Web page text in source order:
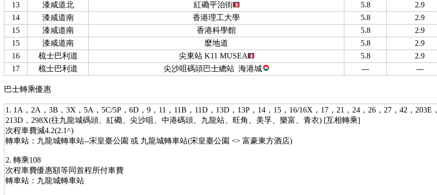
13
漆咸道北 紅磡平治街 5.8
2.9
14
漆咸道南 香港理工大學 5.8
2.9
15
漆咸道南 香港科學館 5.8
2.9
15
漆咸道南 麼地道 5.8
2.9
16
梳士巴利道 尖東站 K11 MUSEA 5.8
2.9
17
梳士巴利道 尖沙咀碼頭巴士總站 海港城 --- ---
巴士轉乘優惠
1. 1A，2A，3B，3X，5A，5C/5P，6D，9，11，11B，11D，13D，13P，14，15，16/16X，17，21，24，26，27，42，203E，
213D，298X(往九龍城碼頭、紅磡、尖沙咀、中港碼頭、九龍站、旺角、美孚、樂富、青衣) [互相轉乘]
次程車費減4.2(2.1^)
轉車站：九龍城轉車站--宋皇臺公園 或 九龍城轉車站(宋皇臺公園 <> 富豪東方酒店)
2. 轉乘108
次程車費優惠額等同首程所付車費
轉車站：九龍城轉車站